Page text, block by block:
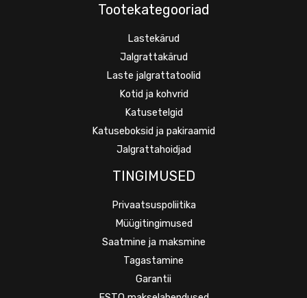
Tootekategooriad
Lastekärud
Jalgrattakärud
Laste jalgrattatoolid
Kotid ja kohvrid
Katusetelgid
Katuseboksid ja pakiraamid
Jalgrattahoidjad
TINGIMUSED
Privaatsuspoliitika
Müügitingimused
Saatmine ja maksmine
Tagastamine
Garantii